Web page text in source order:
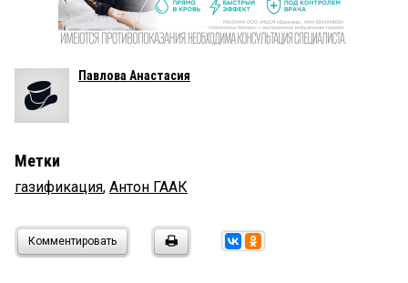
Павлова Анастасия
Метки
газификация, Антон ГААК
Комментировать